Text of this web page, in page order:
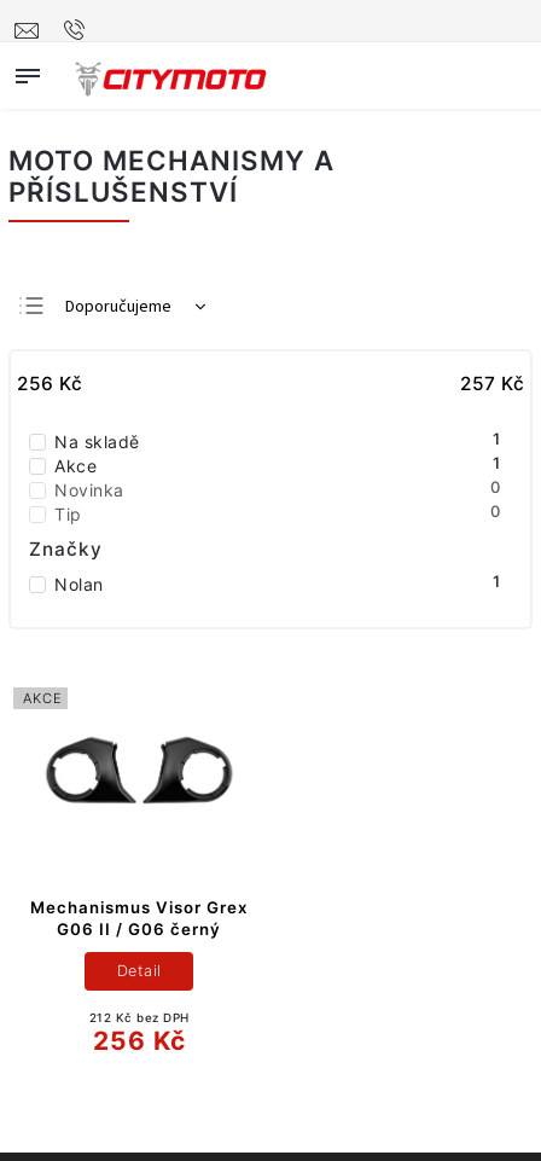
MOTO MECHANISMY A
PŘÍSLUŠENSTVÍ
Doporučujeme
Nejdražší
Abecedně
256 Kč 257 Kč
Na skladě 1
Akce 1
Novinka 0
Tip 0
Značky
Nolan 1
AKCE
Mechanismus Visor Grex
G06 II / G06 černý
212 Kč bez DPH
256 Kč
Detail